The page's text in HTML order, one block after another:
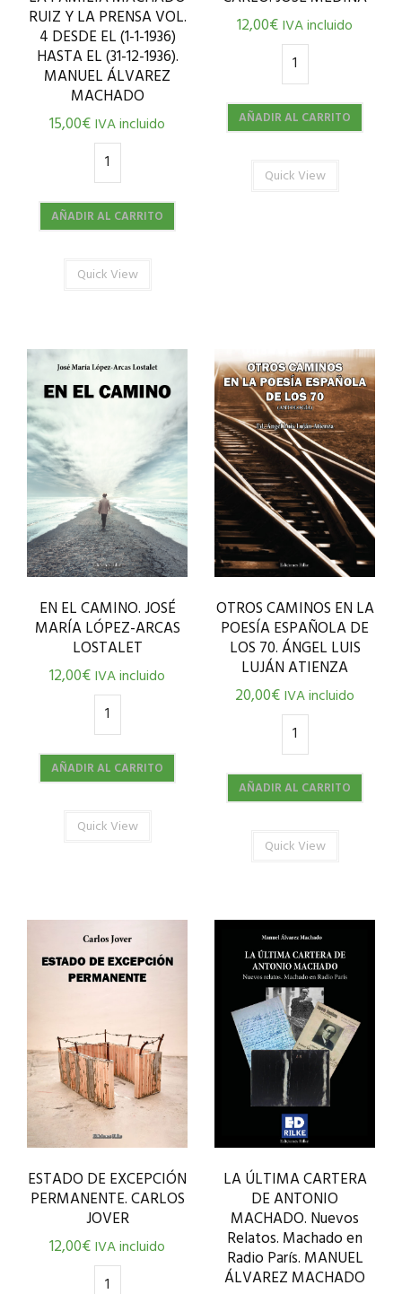
RUIZ Y LA PRENSA VOL.
4 DESDE EL (1-1-1936)
HASTA EL (31-12-1936).
MANUEL ÁLVAREZ
MACHADO
15,00€IVA incluido
AÑADIR AL CARRITO
Quick View
12,00€IVA incluido
AÑADIR AL CARRITO
Quick View
EN EL CAMINO. JOSÉ
MARÍA LÓPEZ-ARCAS
LOSTALET
12,00€IVA incluido
AÑADIR AL CARRITO
Quick View
OTROS CAMINOS EN LA
POESÍA ESPAÑOLA DE
LOS 70. ÁNGEL LUIS
LUJÁN ATIENZA
20,00€IVA incluido
AÑADIR AL CARRITO
Quick View
ESTADO DE EXCEPCIÓN
PERMANENTE. CARLOS
JOVER
12,00€IVA incluido
LA ÚLTIMA CARTERA
DE ANTONIO
MACHADO. Nuevos
Relatos. Machado en
Radio París. MANUEL
ÁLVAREZ MACHADO